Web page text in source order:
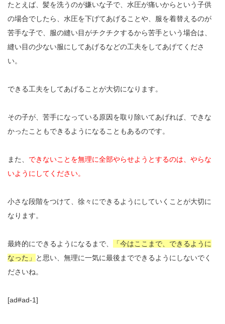
たとえば、髪を洗うのが嫌いな子で、水圧が痛いからという子供
の場合でしたら、水圧を下げてあげることや、服を着替えるのが
苦手な子で、服の縫い目がチクチクするから苦手という場合は、
縫い目の少ない服にしてあげるなどの工夫をしてあげてくださ
い。
できる工夫をしてあげることが大切になります。
その子が、苦手になっている原因を取り除いてあげれば、できな
かったこともできるようになることもあるのです。
また、 できないことを無理に全部やらせようとするのは、やらな
いようにしてください。
小さな段階をつけて、徐々にできるようにしていくことが大切に
なります。
最終的にできるようになるまで、
「今はここまで、できるように
なった」
と思い、無理に一気に最後までできるようにしないでく
ださいね。
[ad#ad-1]